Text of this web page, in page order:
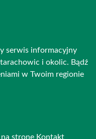
serwis informacyjny
i okolic. Bądź
w Twoim regionie
stronę Kontakt